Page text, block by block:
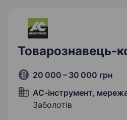
Товарознавець-
20 000 – 30 000 грн
АС-інструмент,
Заболотів